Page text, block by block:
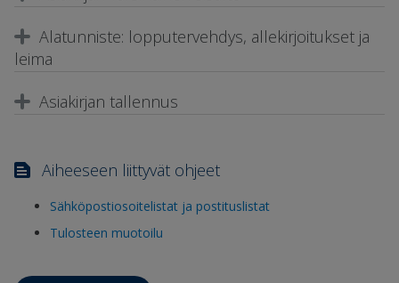
Alatunniste: lopputervehdys, allekirjoitukset ja
leima
Asiakirjan tallennus
Aiheeseen liittyvät ohjeet
Sähköpostiosoitelistat ja postituslistat
Tulosteen muotoilu